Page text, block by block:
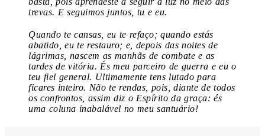
trevas. E seguimos juntos, tu e eu.
Quando te cansas, eu te refaço; quando estás
abatido, eu te restauro; e, depois das noites de
lágrimas, nascem as manhãs de combate e as
tardes de vitória. És meu parceiro de guerra e eu o
teu fiel general. Ultimamente tens lutado para
ficares inteiro. Não te rendas, pois, diante de todos
os confrontos, assim diz o Espírito da graça: és
uma coluna inabalável no meu santuário!